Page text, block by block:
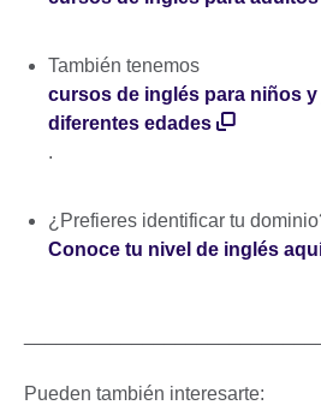
También tenemos
cursos de inglés para niños
diferentes edades
.
¿Prefieres identificar tu
Conoce tu nivel de inglés
Pueden también interesarte: